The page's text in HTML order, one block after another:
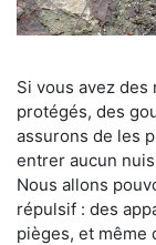
Si vous avez
protégés, des
assurons de les
entrer aucun
Nous allons
répulsif : des
pièges, et même